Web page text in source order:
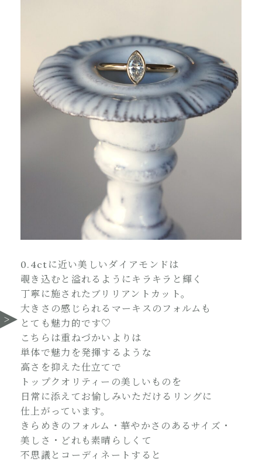
0.4ctに近い美しいダイアモンドは
覗き込むと溢れるようにキラキラと輝く
丁寧に施されたブリリアントカット。
大きさの感じられるマーキスのフォルムも
とても魅力的です♡
こちらは重ねづかいよりは
単体で魅力を発揮するような
高さを抑えた仕立てで
トップクオリティーの美しいものを
日常に添えてお愉しみいただけるリングに
仕上がっています。
きらめきのフォルム・華やかさのあるサイズ・
美しさ・どれも素晴らしくて
不思議とコーディネートすると